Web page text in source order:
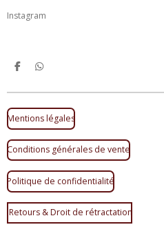
Instagram
P
r
a
g
e
r
P
r
a
g
e
r
Mentions légales
Conditions générales de vente
Politique de confidentialité
Retours & Droit de rétractation